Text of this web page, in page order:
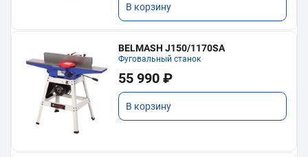
В корзину
BELMASH J150/1170SA
Фуговальный станок
55 990 ₽
В корзину